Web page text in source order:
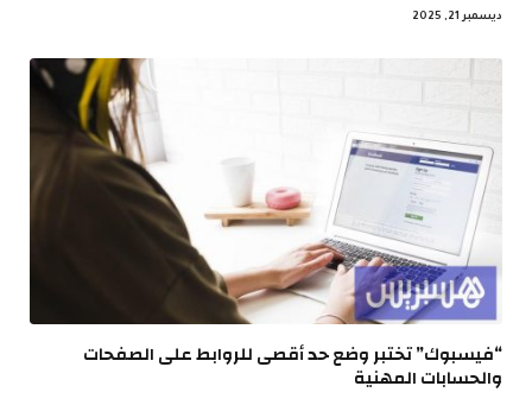
ديسمبر 21, 2025
“فيسبوك” تختبر وضع حد أقصى للروابط على الصفحات
والحسابات المهنية